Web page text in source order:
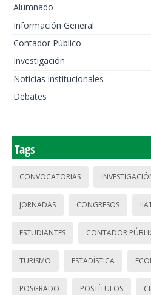
Alumnado
Información General
Contador Público
Investigación
Noticias institucionales
Debates
Tags
CONVOCATORIAS
JORNADAS CONGRESOS
ESTUDIANTES CONTADOR
TURISMO ESTADÍSTICA
POSGRADO POSTÍTULOS